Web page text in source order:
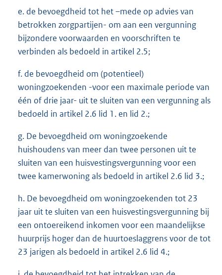
e. de bevoegdheid tot het –mede op advies van
betrokken zorgpartijen- om aan een vergunning
bijzondere voorwaarden en voorschriften te
verbinden als bedoeld in artikel 2.5;
f. de bevoegdheid om (potentieel)
woningzoekenden -voor een maximale periode van
één of drie jaar- uit te sluiten van een vergunning als
bedoeld in artikel 2.6 lid 1. en lid 2.;
g. De bevoegdheid om woningzoekende
huishoudens van meer dan twee personen uit te
sluiten van een huisvestingsvergunning voor een
twee kamerwoning als bedoeld in artikel 2.6 lid 3.;
h. De bevoegdheid om woningzoekenden tot 23
jaar uit te sluiten van een huisvestingsvergunning bij
een ontoereikend inkomen voor een maandelijkse
huurprijs hoger dan de huurtoeslaggrens voor de tot
23 jarigen als bedoeld in artikel 2.6 lid 4.;